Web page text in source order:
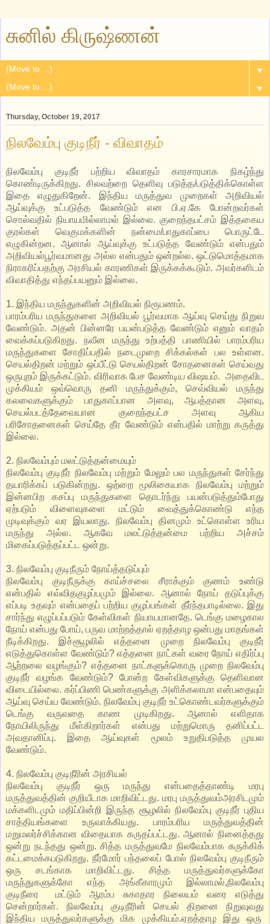
சுனில் கிருஷ்ணன்
▼
▼
Thursday, October 19, 2017
நிலவேம்பு குடிநீர் - விவாதம்
நிலவேம்பு குடிநீர் பற்றிய விவாதம் காரசாரமாக நிகழ்ந்து
கொண்டிருக்கிறது. சிலவற்றை தெளிவு படுத்த/படுத்திக்கொள்ள
இதை எழுதுகிறேன். இந்திய மருத்துவ முறைகள் அறிவியல்
ஆய்வுக்கு உட்படுத்த வேண்டும் என பி.ஏ.கே போன்றவர்கள்
சொல்வதில் நியாயமில்லாமல் இல்லை. குறைந்தபட்சம் இத்தகைய
குரல்கள் வெகுமக்களின் நன்மை/பாதுகாப்பை பொருட்டே
எழுகின்றன. ஆனால் ஆய்வுக்கு உட்படுத்த வேண்டும் என்பதும்
அறிவியல்பூர்வமானது அல்ல என்பதும் ஒன்றல்ல. ஒட்டுமொத்தமாக
நிராகரிப்பதற்கு அரசியல் காரணிகள் இருக்கக்கூடும். அவர்களிடம்
விவாதித்து எந்தப்பயனும் இல்லை.
1. இந்திய மருந்துகளின் அறிவியல் நிரூபணம்.
பாரம்பரிய மருந்துகளை அறிவியல் பூர்வமாக ஆய்வு செய்து நிறுவ
வேண்டும். அதன் பின்னரே பயன்படுத்த வேண்டும் எனும் வாதம்
வைக்கப்படுகிறது. நவீன மருந்து உற்பத்தி பாணியில் பாரம்பரிய
மருந்துகளை சோதிப்பதில் நடைமுறை சிக்கல்கள் பல உள்ளன.
செயல்திறன் மற்றும் ஒப்பீட்டு செயல்திறன் சோதனைகள் செய்வது
ஒருபுறம் இருக்கட்டும். விரிவாக பேச வேண்டிய விஷயம். அதைவிட
முக்கியம் ஒவ்வொரு தனி மருந்துக்கும், செவ்வியல் மருந்து
கலவைகளுக்கும் பாதுகாப்பான அளவு, ஆபத்தான அளவு,
செயல்படத்தேவையான குறைந்தபட்ச அளவு ஆகிய
பரிசோதனைகள் செய்தே தீர வேண்டும் என்பதில் மாற்று கருத்து
இல்லை.
2. நிலவேம்பும் மலட்டுத்தன்மையும்
நிலவேம்பு குடிநீர் நிலவேம்பு மற்றும் மேலும் பல மருந்துகள் சேர்ந்து
தயாரிக்கப் படுகின்றது. ஒற்றை மூலிகையாக நிலவேம்பு மற்றும்
இன்னபிற கசப்பு மருந்துகளை தொடர்ந்து பயன்படுத்தும்போது
ஏற்படும் விளைவுகளை மட்டும் வைத்துக்கொண்டு எந்த
முடிவுக்கும் வர இயலாது. நிலவேம்பு தினமும் உட்கொள்ள உரிய
மருந்து அல்ல. ஆகவே மலட்டுத்தன்மை பற்றிய அச்சம்
மிகைப்படுத்தப்பட்ட ஒன்று.
3. நிலவேம்பு குடிநீரும் நோய்த்தடுப்பும்
நிலவேம்பு குடிநீருக்கு காய்ச்சலை சீராக்கும் குணம் உண்டு
என்பதில் எவ்விதகுழப்பமும் இல்லை. ஆனால் நோய் தடுப்புக்கு
எப்படி உதவும் என்பதைப் பற்றிய குழப்பங்கள் தீர்ந்தபாடில்லை. இது
சார்ந்து எழுப்பப்படும் கேள்விகள் நியாயமானதே. டெங்கு மழைகால
நோய் என்பது போய், பருவ மாற்றத்தால் ஏறத்தாழ ஒன்பது மாதங்கள்
நீடிக்கிறது. இச்சூழலில் எத்தனை முறை நிலவேம்பு குடிநீர்
எடுத்துகொள்ள வேண்டும்? எத்தனை நாட்கள் வரை நோய் எதிர்ப்பு
ஆற்றலை வழங்கும்? எத்தனை நாட்களுக்கொரு முறை நிலவேம்பு
குடிநீர் வழங்க வேண்டும்? போன்ற கேள்விகளுக்கு தெளிவான
விடையில்லை. கர்ப்பிணி பெண்களுக்கு அளிக்கலாமா என்பதையும்
ஆய்வு செய்ய வேண்டும். நிலவேம்பு குடிநீர் உட்கொண்டவர்களுக்கும்
டெங்கு வருவதை காண முடிகிறது. ஆனால் எளிதாக
நோயிலிருந்து மீள்கிறார்கள் என்பது மற்றுமொரு தனிப்பட்ட
அவதானிப்பு. இதை ஆய்வுகள் மூலம் உறுதிபடுத்த முயல
வேண்டும்.
4. நிலவேம்பு குடிநீரின் அரசியல்
நிலவேம்பு குடிநீர் ஒரு மருந்து என்பதைத்தாண்டி மரபு
மருத்துவத்தின் குறியீடாக மாறிவிட்டது. மரபு மருத்துவம்அரசிடமும்
மக்களிடமும் மதிப்பின்றி இருந்த சூழலில் நிலவேம்பு குடிநீர் புதிய
சாத்தியங்களை உருவாக்கியது. பாரம்பரிய மருத்துவத்தின்
மறுமலர்ச்சிக்கான விதையாக கருதப்பட்டது. ஆனால் நினைத்தது
ஒன்று நடந்தது ஒன்று. சித்த மருத்துவமே நிலவேம்பாக சுருக்கிக்
கட்டமைக்கபடுகிறது. நீர்மோர் பந்தலைப் போல் நிலவேம்பு குடிநீரும்
ஒரு சடங்காக மாறிவிட்டது. சித்த மருத்துவர்களுக்கோ
மருந்துகளுக்கோ எந்த அங்கீகாரமும் இல்லாமல்,நிலவேம்பு
குடிநீரை மட்டும் ஆரம்ப சுகாதார நிலையம் வரை எடுத்து
சென்றார்கள். நிலவேம்பு குடிநீரின் செயல் திறனை நிறுவுவது
இந்திய மருத்துவர்களுக்கு மிக முக்கியம்.ஏறத்தாழ இது ஒரு